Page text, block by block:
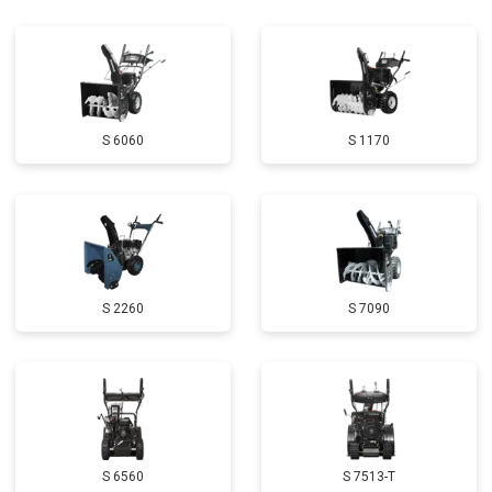
Замена маховика Заказать
Замена шины на колесном диске от 2000 ₽ Заказать
Ремонт электропроводки Заказать
Полное ТО от 4900 ₽ Заказать
Ремонт привода от 3250 ₽
Замена свечей зажигания от 1820 ₽
Демонтаж-монтаж двигателя от 6400 ₽ Заказать
S 6060 S 1170
S 2260 S 7090
S 6560 S 7513-T